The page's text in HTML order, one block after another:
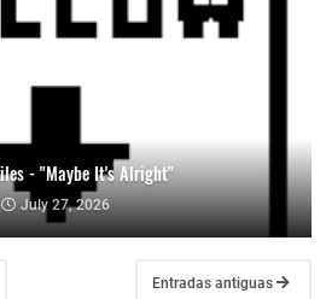
- "Maybe It's Alright"
July 27, 2026
Entradas antiguas